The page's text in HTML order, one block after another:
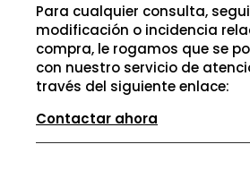
Para cualquier consulta,
modificación o incidencia
compra, le rogamos que se
con nuestro servicio de
través del siguiente enlace:
Contactar ahora